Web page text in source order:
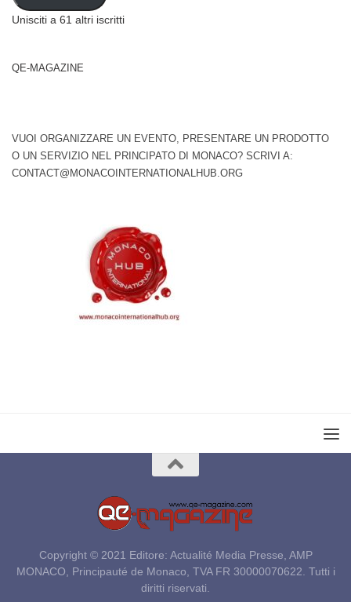
Unisciti a 61 altri iscritti
QE-MAGAZINE
VUOI ORGANIZZARE UN EVENTO, PRESENTARE UN PRODOTTO
O UN SERVIZIO NEL PRINCIPATO DI MONACO? SCRIVI A:
CONTACT@MONACOINTERNATIONALHUB.ORG
Copyright © 2021 Editore: Actualité Media Presse, AMP
MONACO, Principauté de Monaco, TVA FR 30000070622. Tutti i
diritti riservati.